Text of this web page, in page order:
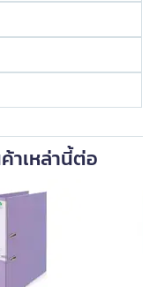
าเหล่านี้ต่อ